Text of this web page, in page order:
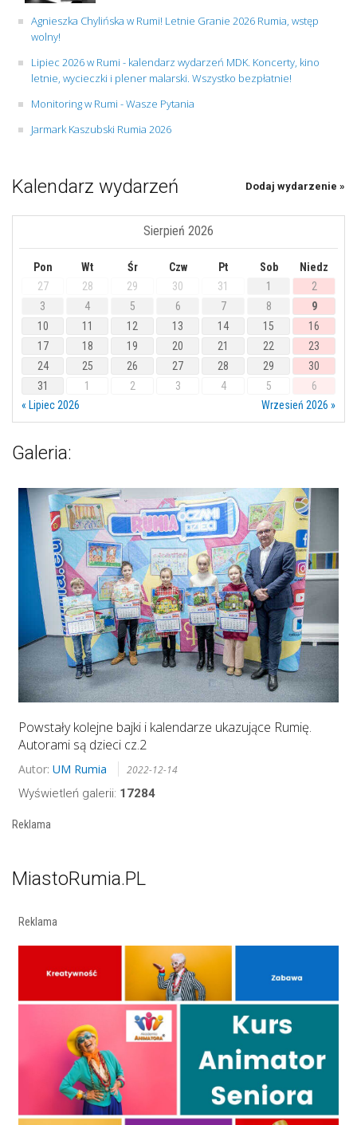
Agnieszka Chylińska w Rumi! Letnie Granie 2026 Rumia, wstęp
wolny!
Lipiec 2026 w Rumi - kalendarz wydarzeń MDK. Koncerty, kino
letnie, wycieczki i plener malarski. Wszystko bezpłatnie!
Monitoring w Rumi - Wasze Pytania
Jarmark Kaszubski Rumia 2026
Kalendarz wydarzeń Dodaj wydarzenie »
Sierpień 2026
Pon Wt Śr Czw Pt Sob
Niedz
27
28 29 30 31 1
2
3
4 5 6 7 8
9
10
11 12 13 14 15
16
17
18 19 20 21 22
23
24
25 26 27 28 29
30
31
1 2 3 4 5
6
« Lipiec 2026
Wrzesień 2026 »
Galeria:
Powstały kolejne bajki i kalendarze ukazujące Rumię.
Autorami są dzieci cz.2
Autor: UM Rumia 2022-12-14
Wyświetleń galerii: 17284
Reklama
MiastoRumia.PL
Reklama